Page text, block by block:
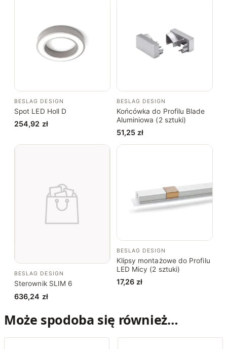
BESLAG DESIGN
Spot LED Holl D
254,92 zł
BESLAG DESIGN
Końcówka do Profilu Blade
Aluminiowa (2 sztuki)
51,25 zł
BESLAG DESIGN
Sterownik SLIM 6
636,24 zł
BESLAG DESIGN
Klipsy montażowe do Profilu
LED Micy (2 sztuki)
17,26 zł
Może spodoba się również…